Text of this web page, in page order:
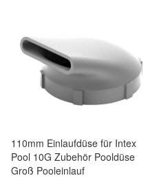
110mm Einlaufdüse für Intex
Pool 10G Zubehör Pooldüse
Groß Pooleinlauf